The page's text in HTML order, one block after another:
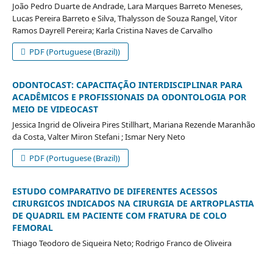
João Pedro Duarte de Andrade, Lara Marques Barreto Meneses,
Lucas Pereira Barreto e Silva, Thalysson de Souza Rangel, Vitor
Ramos Dayrell Pereira; Karla Cristina Naves de Carvalho
PDF (Portuguese (Brazil))
ODONTOCAST: CAPACITAÇÃO INTERDISCIPLINAR PARA
ACADÊMICOS E PROFISSIONAIS DA ODONTOLOGIA POR
MEIO DE VIDEOCAST
Jessica Ingrid de Oliveira Pires Stillhart, Mariana Rezende Maranhão
da Costa, Valter Miron Stefani ; Ismar Nery Neto
PDF (Portuguese (Brazil))
ESTUDO COMPARATIVO DE DIFERENTES ACESSOS
CIRURGICOS INDICADOS NA CIRURGIA DE ARTROPLASTIA
DE QUADRIL EM PACIENTE COM FRATURA DE COLO
FEMORAL
Thiago Teodoro de Siqueira Neto; Rodrigo Franco de Oliveira